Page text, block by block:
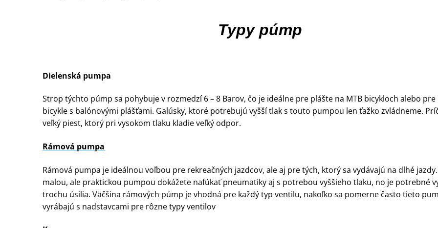
Typy púmp
Dielenská pumpa
Strop týchto púmp sa pohybuje v rozmedzí 6 – 8 Barov, čo je ideálne pre plášte na MTB bicykloch alebo pre
bicykle s balónovými plášťami. Galúsky, ktoré potrebujú vyšší tlak s touto pumpou len ťažko zvládneme.
veľký piest, ktorý pri vysokom tlaku kladie veľký odpor.
Rámová pumpa
Rámová pumpa je ideálnou voľbou pre rekreačných jazdcov, ale aj pre tých, ktorý sa vydávajú na dlhé
malou, ale praktickou pumpou dokážete nafúkať pneumatiky aj s potrebou vyššieho tlaku, no je potrebné
trochu úsilia. Väčšina rámových púmp je vhodná pre každý typ ventilu, nakoľko sa pomerne často tieto
vyrábajú s nadstavcami pre rôzne typy ventilov